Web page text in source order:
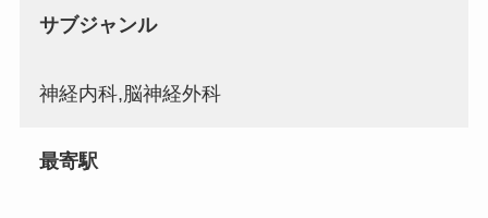
サブジャンル
神経内科,脳神経外科
最寄駅